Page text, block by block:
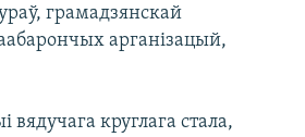
грамадзянскай
арганізацый,
вядучага круглага стала,